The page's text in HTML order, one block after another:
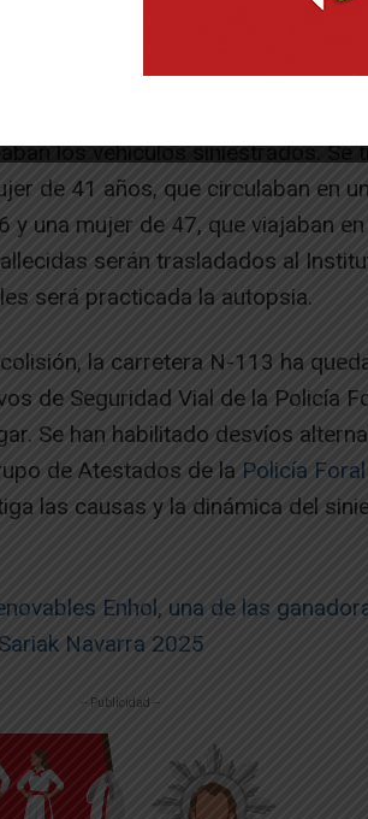
punto kilométrico 101 de la
no han podido hacer nada por la
los vehículos siniestrados. Se
de 41 años, que circulaban en
y una mujer de 47, que viajaban
serán trasladados al
será practicada la autopsia.
la carretera N-113 ha
de Seguridad Vial de la Policía
Se han habilitado desvíos
de Atestados de la Policía Foral
las causas y la dinámica del
Enhol, una de las
Navarra 2025
-- Publicidad --